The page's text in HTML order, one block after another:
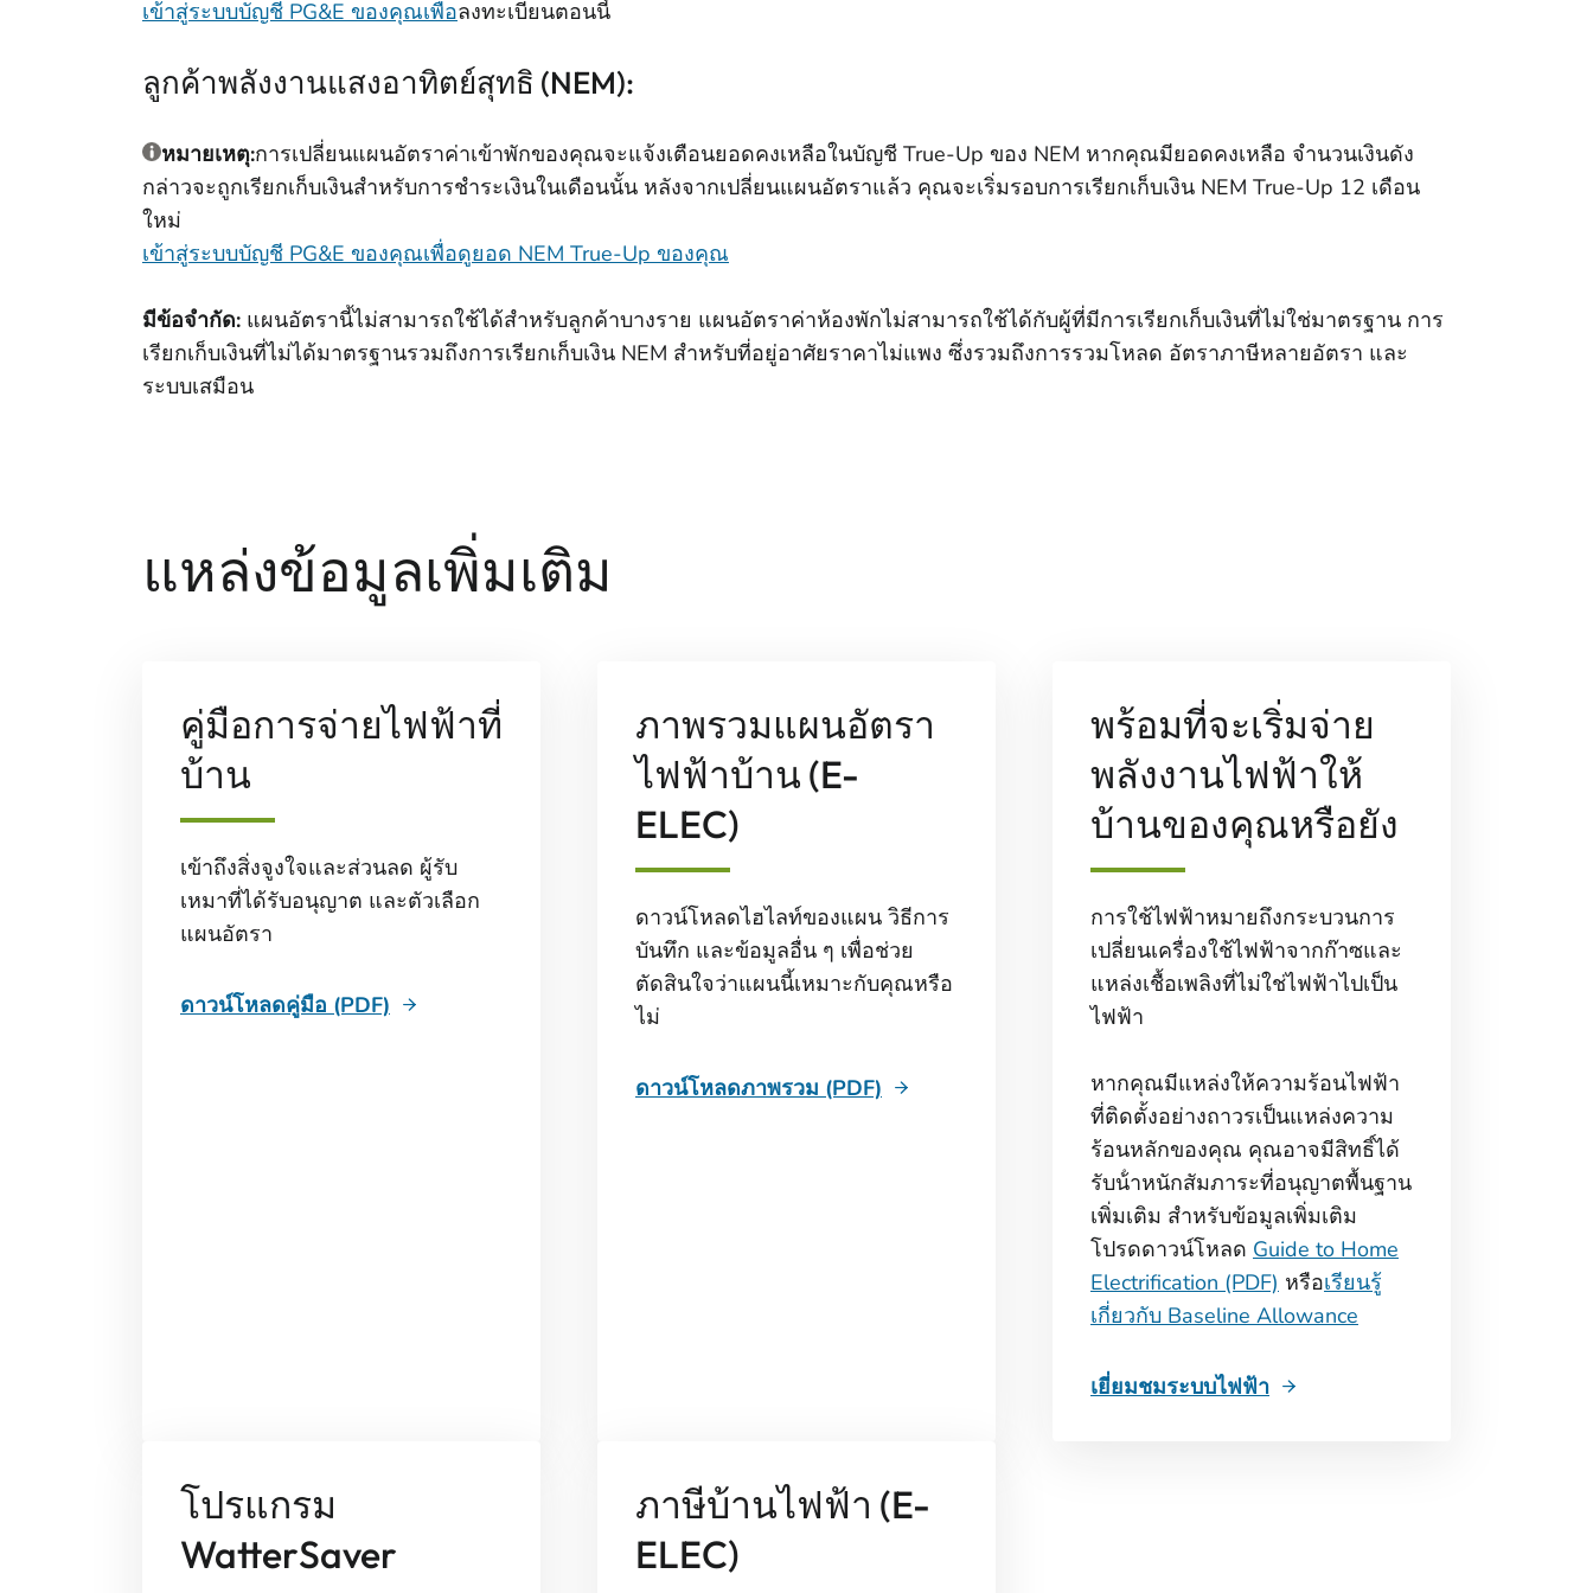
เข้าสู่ระบบบัญชี PG&E ของคุณเพื่อลงทะเบียนตอนนี้
ลูกค้าพลังงานแสงอาทิตย์สุทธิ (NEM):
หมายเหตุ:การเปลี่ยนแผนอัตราค่าเข้าพักของคุณจะแจ้งเตือนยอดคงเหลือในบัญชี True-Up ของ NEM หากคุณมียอดคงเหลือ จํานวนเงินดัง
กล่าวจะถูกเรียกเก็บเงินสําหรับการชําระเงินในเดือนนั้น หลังจากเปลี่ยนแผนอัตราแล้ว คุณจะเริ่มรอบการเรียกเก็บเงิน NEM True-Up 12 เดือน
ใหม่
เข้าสู่ระบบบัญชี PG&E ของคุณเพื่อดูยอด NEM True-Up ของคุณ
มีข้อจํากัด: แผนอัตรานี้ไม่สามารถใช้ได้สําหรับลูกค้าบางราย แผนอัตราค่าห้องพักไม่สามารถใช้ได้กับผู้ที่มีการเรียกเก็บเงินที่ไม่ใช่มาตรฐาน การ
เรียกเก็บเงินที่ไม่ได้มาตรฐานรวมถึงการเรียกเก็บเงิน NEM สําหรับที่อยู่อาศัยราคาไม่แพง ซึ่งรวมถึงการรวมโหลด อัตราภาษีหลายอัตรา และ
ระบบเสมือน
แหล่งข้อมูลเพิ่มเติม
คู่มือการจ่ายไฟฟ้าที่
บ้าน
เข้าถึงสิ่งจูงใจและส่วนลด ผู้รับ
เหมาที่ได้รับอนุญาต และตัวเลือก
แผนอัตรา
ดาวน์โหลดคู่มือ (PDF)
ภาพรวมแผนอัตรา
ไฟฟ้าบ้าน (E-
ELEC)
ดาวน์โหลดไฮไลท์ของแผน วิธีการ
บันทึก และข้อมูลอื่น ๆ เพื่อช่วย
ตัดสินใจว่าแผนนี้เหมาะกับคุณหรือ
ไม่
ดาวน์โหลดภาพรวม (PDF)
พร้อมที่จะเริ่มจ่าย
พลังงานไฟฟ้าให้
บ้านของคุณหรือยัง
การใช้ไฟฟ้าหมายถึงกระบวนการ
เปลี่ยนเครื่องใช้ไฟฟ้าจากก๊าซและ
แหล่งเชื้อเพลิงที่ไม่ใช่ไฟฟ้าไปเป็น
ไฟฟ้า
หากคุณมีแหล่งให้ความร้อนไฟฟ้า
ที่ติดตั้งอย่างถาวรเป็นแหล่งความ
ร้อนหลักของคุณ คุณอาจมีสิทธิ์ได้
รับน้ําหนักสัมภาระที่อนุญาตพื้นฐาน
เพิ่มเติม สําหรับข้อมูลเพิ่มเติม
โปรดดาวน์โหลด Guide to Home
Electrification (PDF) หรือเรียนรู้
เกี่ยวกับ Baseline Allowance
เยี่ยมชมระบบไฟฟ้า
โปรแกรม
WatterSaver
ภาษีบ้านไฟฟ้า (E-
ELEC)